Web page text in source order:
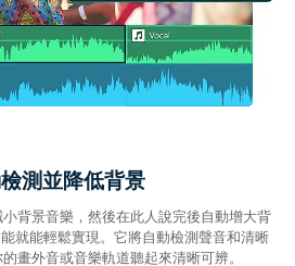
測並降低背景
背景音樂，然後在此人說完後自動增大背
就能輕鬆實現。它將自動檢測聲音和清晰
畫外音或音樂軌道聽起來清晰可辨。